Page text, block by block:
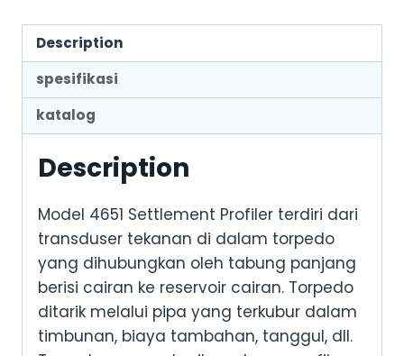
Description
spesifikasi
katalog
Description
Model 4651 Settlement Profiler terdiri dari
transduser tekanan di dalam torpedo
yang dihubungkan oleh tabung panjang
berisi cairan ke reservoir cairan. Torpedo
ditarik melalui pipa yang terkubur dalam
timbunan, biaya tambahan, tanggul, dll.